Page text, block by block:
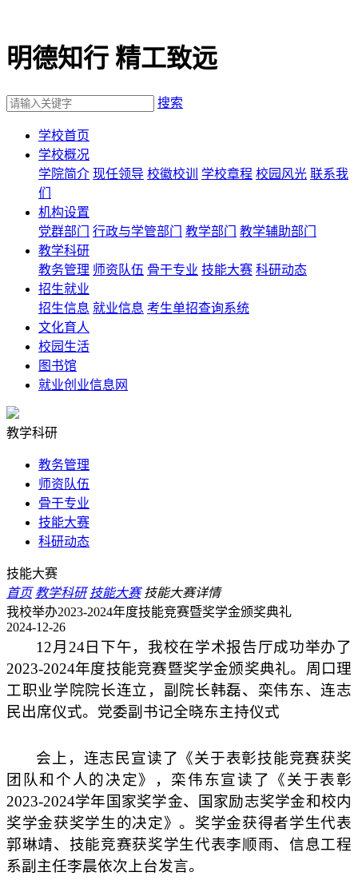
明德知行 精工致远
搜索
学校首页
学校概况
学院简介 现任领导 校徽校训 学校章程 校园风光 联系我
们
机构设置
党群部门
行政与学管部门 教学部门
教学辅助部门
教学科研
教务管理 师资队伍 骨干专业 技能大赛 科研动态
招生就业
招生信息 就业信息 考生单招查询系统
文化育人
校园生活
图书馆
就业创业信息网
教学科研
教务管理
师资队伍
骨干专业
技能大赛
科研动态
技能大赛
首页 教学科研 技能大赛 技能大赛详情
我校举办2023-2024年度技能竞赛暨奖学金颁奖典礼
2024-12-26
12月24日下午，我校在学术报告厅成功举办了
2023-2024年度技能竞赛暨奖学金颁奖典礼。周口理
工职业学院院长连立，副院长韩磊、栾伟东、连志
民出席仪式。党委副书记全晓东主持仪式
会上，连志民宣读了《关于表彰技能竞赛获奖
团队和个人的决定》，栾伟东宣读了《关于表彰
2023-2024学年国家奖学金、国家励志奖学金和校内
奖学金获奖学生的决定》。奖学金获得者学生代表
郭琳靖、技能竞赛获奖学生代表李顺雨、信息工程
系副主任李晨依次上台发言。